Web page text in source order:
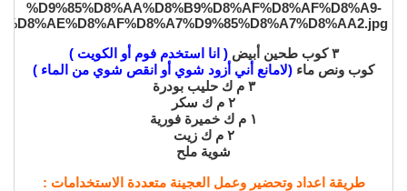
٣ كوب طحين أبيض
( انا استخدم فوم أو الكويت )
كوب ونص ماء (لامانع أني أزود شوي أو انقص شوي من الماء )
٣ م ك حليب بودرة
٢ م ك سكر
١ م ك خميرة فورية
٢ م ك زيت
شوية ملح
طريقة اعداد وتحضير وعمل العجينة متعددة الاستخدامات :